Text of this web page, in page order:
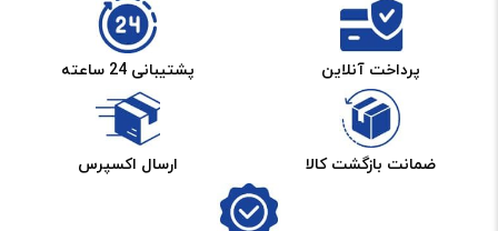
پرداخت آنلاین پشتیبانی 24 ساعته
ضمانت بازگشت کالا ارسال اکسپرس